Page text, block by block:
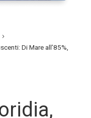
Di Mare all’85%,